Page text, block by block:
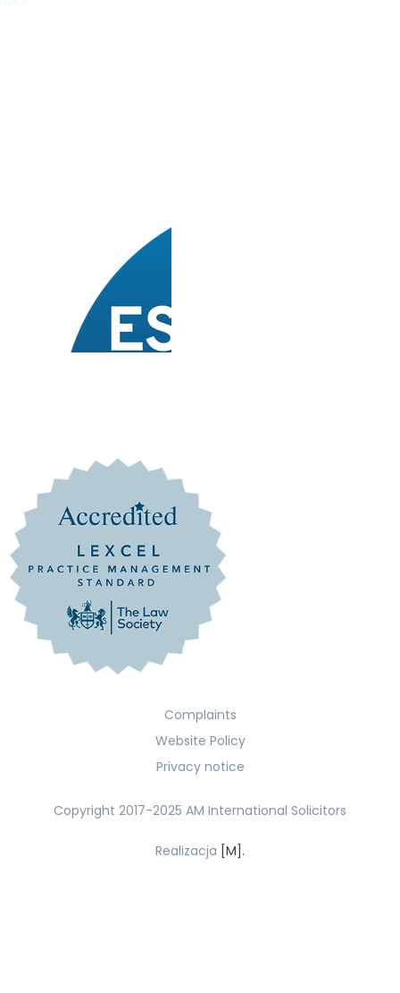
Complaints
Website Policy
Privacy notice
Copyright 2017-2025 AM International Solicitors
Realizacja [M].